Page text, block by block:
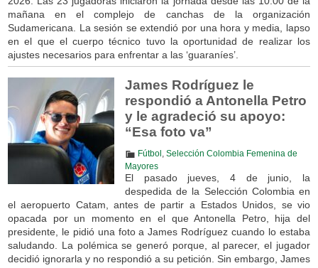
mañana en el complejo de canchas de la organización
Sudamericana. La sesión se extendió por una hora y media, lapso
en el que el cuerpo técnico tuvo la oportunidad de realizar los
ajustes necesarios para enfrentar a las ‘guaraníes’.
James Rodríguez le
respondió a Antonella Petro
y le agradeció su apoyo:
“Esa foto va”
Fútbol
Selección Colombia Femenina de
Mayores
El pasado jueves, 4 de junio, la
despedida de la Selección Colombia en
el aeropuerto Catam, antes de partir a Estados Unidos, se vio
opacada por un momento en el que Antonella Petro, hija del
presidente, le pidió una foto a James Rodríguez cuando lo estaba
saludando. La polémica se generó porque, al parecer, el jugador
decidió ignorarla y no respondió a su petición. Sin embargo, James